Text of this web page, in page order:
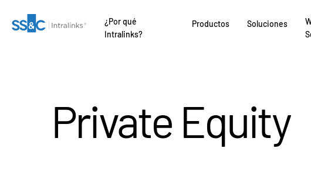
¿Por qué
Intralinks?
Productos Soluciones
Private Equity